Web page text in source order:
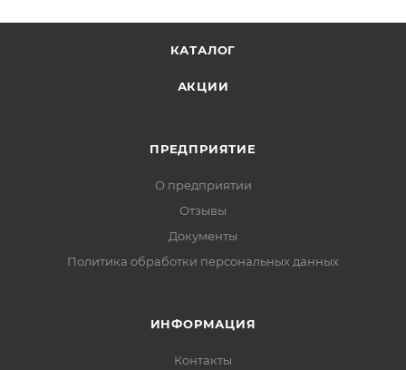
КАТАЛОГ
АКЦИИ
ПРЕДПРИЯТИЕ
О предприятии
Отзывы
Документы
Политика обработки персональных данных
ИНФОРМАЦИЯ
Контакты